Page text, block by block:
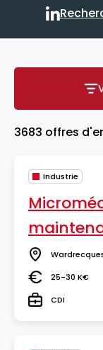
3683 offres
Industrie
Lieu
Salaire25-30 K€
TypeCDI